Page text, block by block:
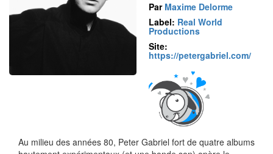
Par Maxime Delorme
Label: Real World
Productions
Site:
https://petergabriel.com/
Au milieu des années 80, Peter Gabriel fort de quatre albums